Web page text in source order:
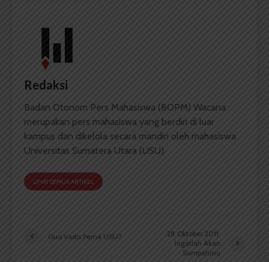
Redaksi
Badan Otonom Pers Mahasiswa (BOPM) Wacana
merupakan pers mahasiswa yang berdiri di luar
kampus dan dikelola secara mandiri oleh mahasiswa
Universitas Sumatera Utara (USU).
LIHAT SEMUA ARTIKEL
Quo Vadis Pema USU?
28 Oktober 2011,
Ingatlah Akan
Sumpahmu